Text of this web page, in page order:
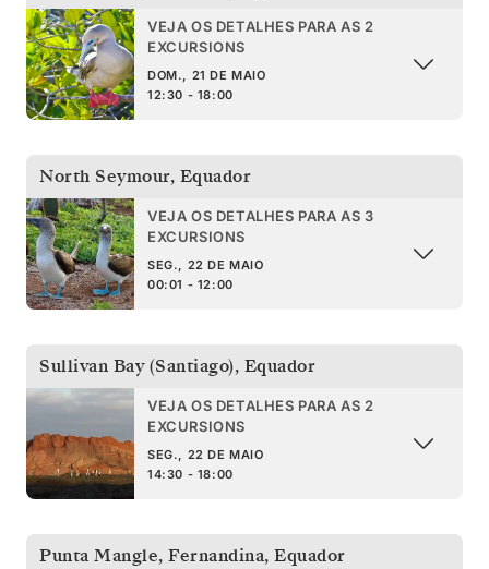
VEJA OS DETALHES PARA AS 2
EXCURSIONS
DOM., 21 DE MAIO
12:30 - 18:00
North Seymour, Equador
VEJA OS DETALHES PARA AS 3
EXCURSIONS
SEG., 22 DE MAIO
00:01 - 12:00
Sullivan Bay (Santiago), Equador
VEJA OS DETALHES PARA AS 2
EXCURSIONS
SEG., 22 DE MAIO
14:30 - 18:00
Punta Mangle, Fernandina, Equador